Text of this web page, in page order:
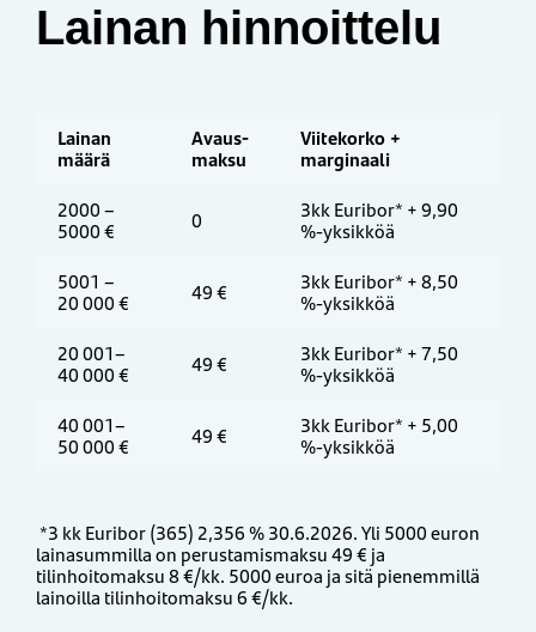
Lainan hinnoittelu
Lainan
määrä
Avaus­
maksu
Viitekorko +
marginaali
2000 –
5000 € 0 3kk Euribor* + 9,90
%-yksikköä
5001 –
20 000 € 49 € 3kk Euribor* + 8,50
%-yksikköä
20 001–
40 000 € 49 € 3kk Euribor* + 7,50
%-yksikköä
40 001–
50 000 € 49 € 3kk Euribor* + 5,00
%-yksikköä
*3 kk Euribor (365) 2,356 % 30.6.2026. Yli 5000 euron
lainasummilla on perustamismaksu 49 € ja
tilinhoitomaksu 8 €/kk. 5000 euroa ja sitä pienemmillä
lainoilla tilinhoitomaksu 6 €/kk.